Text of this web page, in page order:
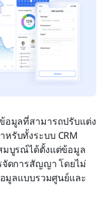
มูลที่สามารถปรับแต่ง
หรับทั้งระบบ CRM
มบูรณ์ได้ตั้งแต่ข้อมูล
ดการสัญญา โดยไม่
มูลแบบรวมศูนย์และ